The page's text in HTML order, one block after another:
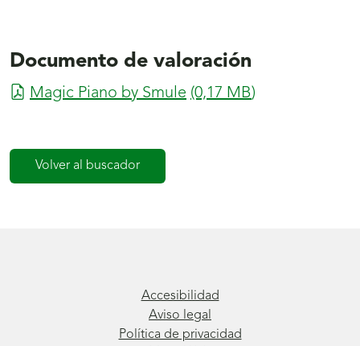
Documento de valoración
Magic Piano by Smule (0,17 MB)
Volver al buscador
Accesibilidad
Aviso legal
Política de privacidad